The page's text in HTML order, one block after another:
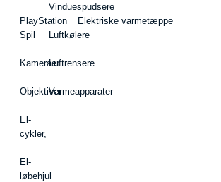
PlayStation
Spil
Kameraer
Objektiver
El-
cykler,
El-
løbehjul
Vinduespudsere
Luftkølere
Luftrensere
Varmeapparater
Elektriske varmetæppe